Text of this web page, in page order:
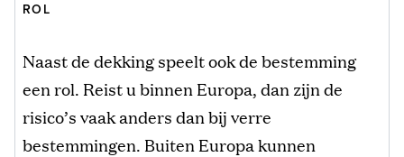
ROL
Naast de dekking speelt ook de bestemming
een rol. Reist u binnen Europa, dan zijn de
risico’s vaak anders dan bij verre
bestemmingen. Buiten Europa kunnen